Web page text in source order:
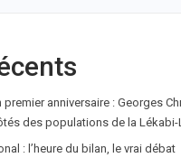
premier anniversaire : Georges
des populations de la
: l’heure du bilan, le vrai débat